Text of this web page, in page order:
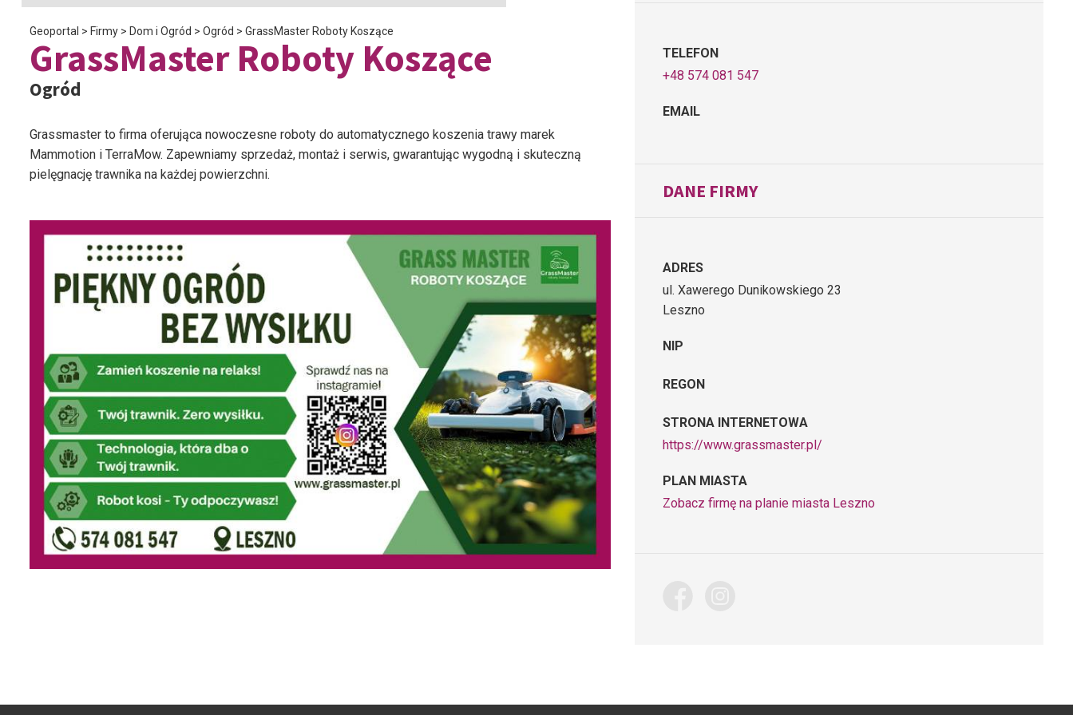
Geoportal > Firmy > Dom i Ogród > Ogród > GrassMaster Roboty Koszące
GrassMaster Roboty Koszące
Ogród
Grassmaster to firma oferująca nowoczesne roboty do automatycznego koszenia trawy marek
Mammotion i TerraMow. Zapewniamy sprzedaż, montaż i serwis, gwarantując wygodną i skuteczną
pielęgnację trawnika na każdej powierzchni.
TELEFON
+48 574 081 547
EMAIL
DANE FIRMY
ADRES
ul. Xawerego Dunikowskiego 23
Leszno
NIP
REGON
STRONA INTERNETOWA
https://www.grassmaster.pl/
PLAN MIASTA
Zobacz firmę na planie miasta Leszno